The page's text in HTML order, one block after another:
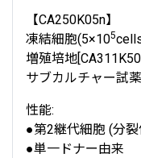
【CA250K05n】
凍結細胞(5×105
増殖培地
サブカルチャー試
性能:
●第2継代細胞 (分
●単一ドナー由来